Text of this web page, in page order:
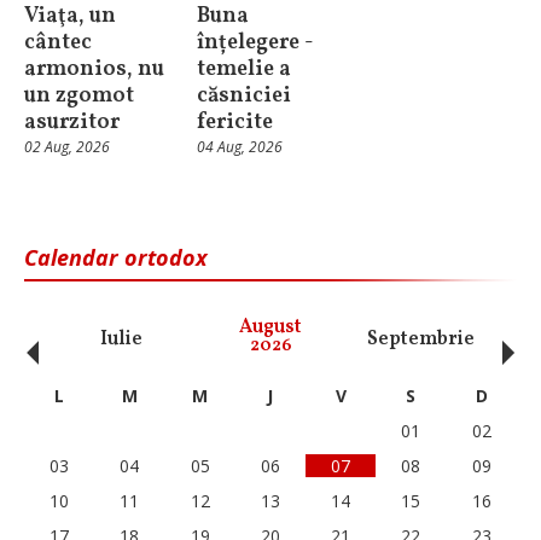
Viaţa, un
cântec
armonios, nu
un zgomot
asurzitor
02 Aug, 2026
Buna
înțelegere -
temelie a
căsniciei
fericite
04 Aug, 2026
Calendar ortodox
Iulie August
2026 Septembrie
‹ L M M J V S
D
01
02
03
04 05 06 07 08
09
10
11 12 13 14 15
16